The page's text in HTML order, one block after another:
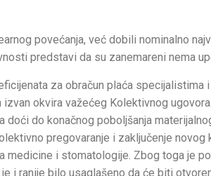
povećanja, već dobili nominalno
predstavi da su zanemareni nema
za obračun plaća
okvira važećeg Kolektivnog
doći do konačnog poboljšanja
pregovaranje i zaključenje
i stomatologije. Zbog toga je
i ranije bilo usaglašeno da će biti